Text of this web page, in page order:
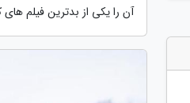
آن را یکی از بدترین فیلم های